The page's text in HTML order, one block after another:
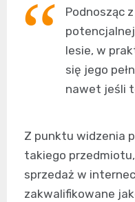
Podnosząc
lesie, w
się jego
nawet jeśli
Z punktu widzenia
takiego
sprzedaż w
zakwalifikowane